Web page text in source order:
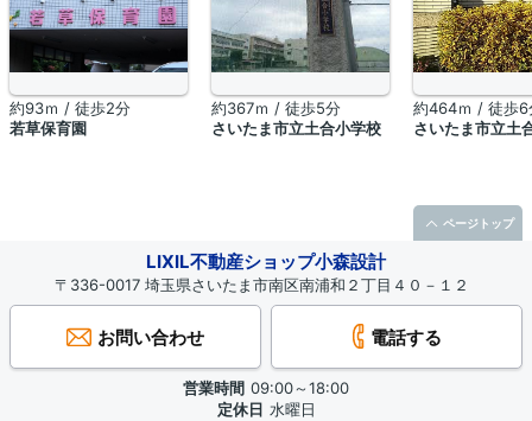
約93ｍ / 徒歩2分
若草保育園
約367ｍ / 徒歩5分
さいたま市立土合小学校
約464ｍ / 徒歩6
さいたま市立土
LIXIL不動産ショップ小森設計
〒336-0017 埼玉県さいたま市南区南浦和２丁目４０－１２
お問い合わせ 電話する
営業時間 09:00～18:00
定休日 水曜日
ページトップ